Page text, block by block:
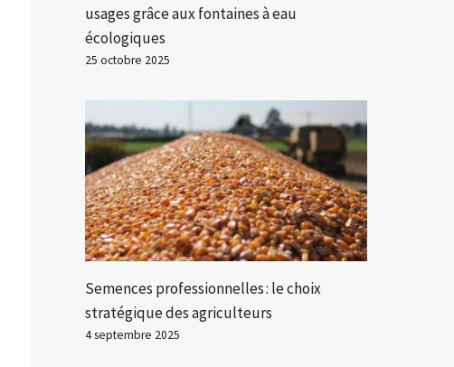
usages grâce aux fontaines à eau
écologiques
25 octobre 2025
Semences professionnelles : le choix
stratégique des agriculteurs
4 septembre 2025